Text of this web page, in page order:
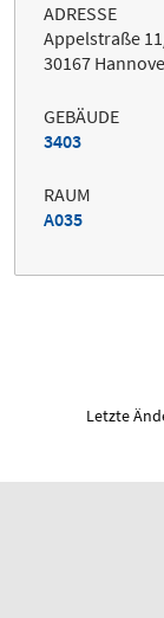
ADRESSE
Appelstraße
30167
GEBÄUDE
3403
RAUM
A035
Letzte